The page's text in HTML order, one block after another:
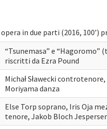
opera in due parti (2016, 100’)
“Tsunemasa” e “Hagoromo”
riscritti da Ezra Pound
Michał Sławecki
Moriyama danza
Else Torp soprano, Iris Oja
tenore, Jakob Bloch